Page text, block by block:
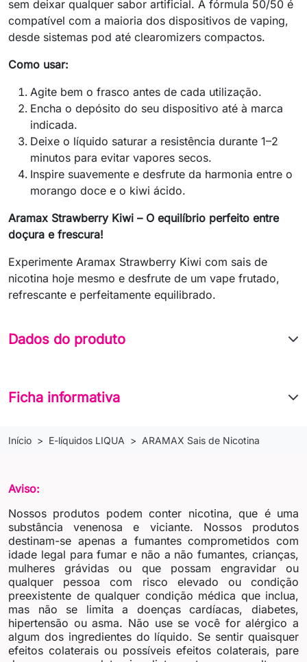
sem deixar qualquer sabor artificial. A fórmula 50/50 é
compatível com a maioria dos dispositivos de vaping,
desde sistemas pod até clearomizers compactos.
Como usar:
Agite bem o frasco antes de cada utilização.
Encha o depósito do seu dispositivo até à marca
indicada.
Deixe o líquido saturar a resistência durante 1–2
minutos para evitar vapores secos.
Inspire suavemente e desfrute da harmonia entre o
morango doce e o kiwi ácido.
Aramax Strawberry Kiwi – O equilíbrio perfeito entre
doçura e frescura!
Experimente Aramax Strawberry Kiwi com sais de
nicotina hoje mesmo e desfrute de um vape frutado,
refrescante e perfeitamente equilibrado.
Dados do produto
Ficha informativa
Início E-líquidos LIQUA ARAMAX Sais de Nicotina
Aviso:
Nossos produtos podem conter nicotina, que é uma
substância venenosa e viciante. Nossos produtos
destinam-se apenas a fumantes comprometidos com
idade legal para fumar e não a não fumantes, crianças,
mulheres grávidas ou que possam engravidar ou
qualquer pessoa com risco elevado ou condição
preexistente de qualquer condição médica que inclua,
mas não se limita a doenças cardíacas, diabetes,
hipertensão ou asma. Não use se você for alérgico a
algum dos ingredientes do líquido. Se sentir quaisquer
efeitos colaterais ou possíveis efeitos colaterais, pare